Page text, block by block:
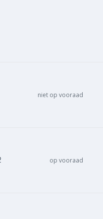
niet op vooraad
op vooraad